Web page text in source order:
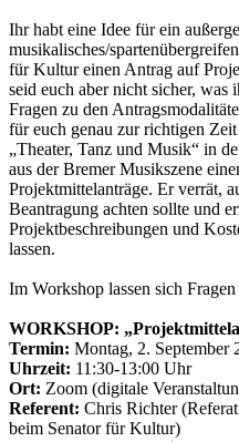
Ihr habt eine Idee für ein
musikalisches/
für Kultur einen Antrag auf
seid euch aber nicht sicher, was
Fragen zu den
für euch genau zur richtigen
„Theater, Tanz und Musik“ in
aus der Bremer Musikszene
Projektmittelanträge. Er verrät,
Beantragung achten sollte und
Projektbeschreibungen und
lassen.
Im Workshop lassen sich
WORKSHOP:
Termin: Montag, 2. September
Uhrzeit: 11:30-13:00 Uhr
Ort: Zoom (digitale
Referent: Chris Richter
beim Senator für Kultur)